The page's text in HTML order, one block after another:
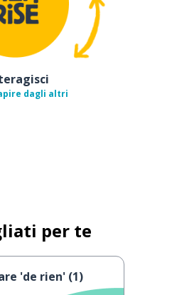
dagli altri
per te
'de rien' (1)